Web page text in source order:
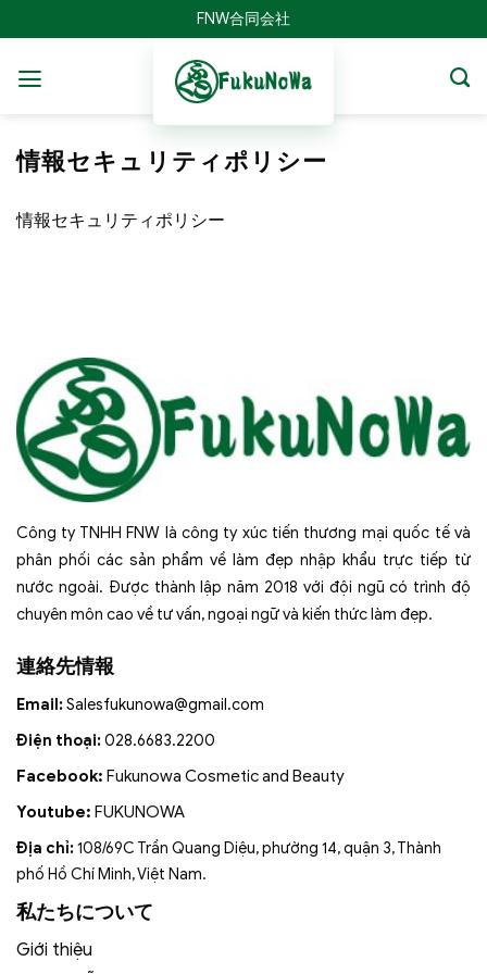
to
content
FNW合同会社
情報セキュリティポリシー
情報セキュリティポリシー
Công ty TNHH FNW là công ty xúc tiến thương mại quốc tế và
phân phối các sản phẩm về làm đẹp nhập khẩu trực tiếp từ
nước ngoài. Được thành lập năm 2018 với đội ngũ có trình độ
chuyên môn cao về tư vấn, ngoại ngữ và kiến thức làm đẹp.
連絡先情報
Email:Salesfukunowa@gmail.com
Điện thoại:028.6683.2200
Facebook: Fukunowa Cosmetic and Beauty
Youtube: FUKUNOWA
Địa chỉ:108/69C Trần Quang Diệu, phường 14, quận 3, Thành
phố Hồ Chí Minh, Việt Nam.
私たちについて
Giới thiệu